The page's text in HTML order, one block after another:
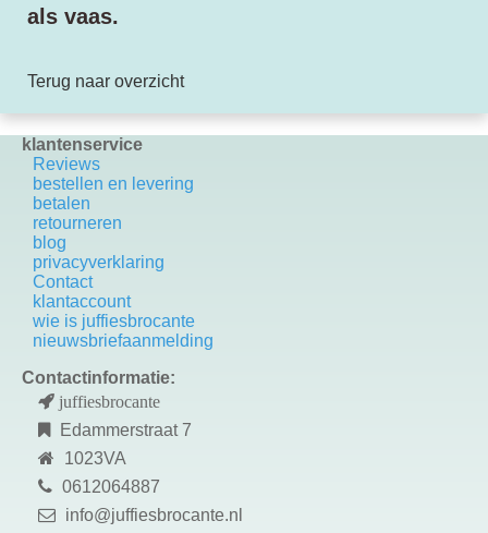
als vaas.
Terug naar overzicht
klantenservice
Reviews
bestellen en levering
betalen
retourneren
blog
privacyverklaring
Contact
k lantaccount
wie is juffiesbrocante
nieuwsbriefaanmelding
Contactinformatie:
juffiesbrocante
Edammerstraat 7
1023VA
0612064887
info@juffiesbrocante.nl